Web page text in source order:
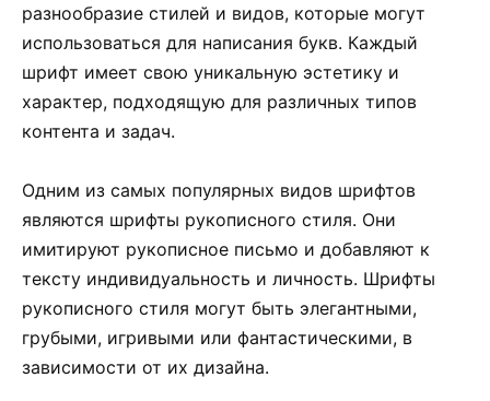
разнообразие стилей и видов, которые могут
использоваться для написания букв. Каждый
шрифт имеет свою уникальную эстетику и
характер, подходящую для различных типов
контента и задач.
Одним из самых популярных видов шрифтов
являются шрифты рукописного стиля. Они
имитируют рукописное письмо и добавляют к
тексту индивидуальность и личность. Шрифты
рукописного стиля могут быть элегантными,
грубыми, игривыми или фантастическими, в
зависимости от их дизайна.